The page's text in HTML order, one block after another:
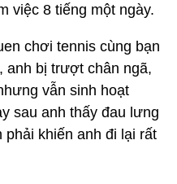
việc 8 tiếng một ngày.
chơi tennis cùng bạn
anh bị trượt chân ngã,
vẫn sinh hoạt
sau anh thấy đau lưng
khiến anh đi lại rất